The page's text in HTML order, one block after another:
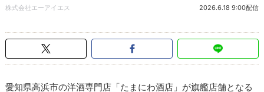
株式会社エーアイエス 2026.6.18 9:00配信
愛知県高浜市の洋酒専門店「たまにわ酒店」が旗艦店舗となる